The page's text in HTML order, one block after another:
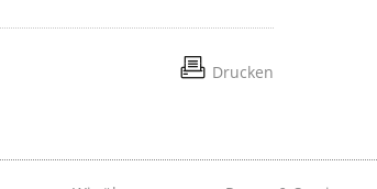
Drucken